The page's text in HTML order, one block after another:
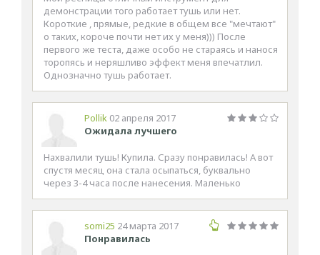
демонстрации того работает тушь или нет.
Короткие , прямые, редкие в общем все "мечтают"
о таких, короче почти нет их у меня))) После
первого же теста, даже особо не стараясь и нанося
торопясь и неряшливо эффект меня впечатлил.
Однозначно тушь работает.
Pollik 02 апреля 2017
Ожидала лучшего
Нахвалили тушь! Купила. Сразу понравилась! А вот
спустя месяц она стала осыпаться, буквально
через 3-4 часа после нанесения. Маленько
somi25 24 марта 2017
Понравилась